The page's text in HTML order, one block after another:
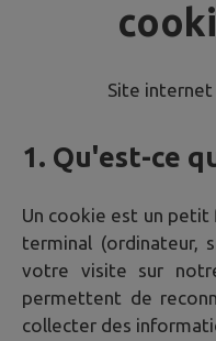
Site internet
1. Qu'est-ce
Un cookie est un
terminal (ordinateur,
votre visite sur
permettent de
collecter des